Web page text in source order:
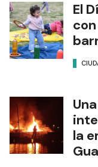
El
la